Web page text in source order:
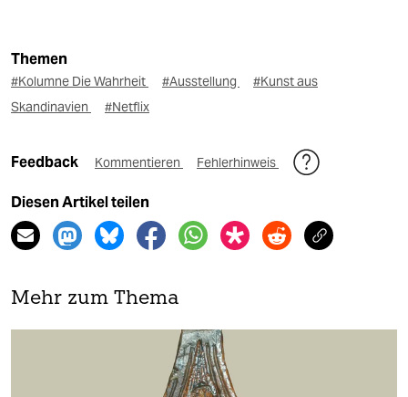
Themen
#Kolumne Die Wahrheit #Ausstellung
#Kunst aus
Skandinavien
#Netflix
Feedback Kommentieren Fehlerhinweis
Diesen Artikel teilen
Mehr zum Thema